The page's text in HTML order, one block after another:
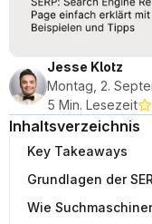
Jesse Klotz
Montag, 2.
5 Min. Lesezeit
Inhaltsverzeichnis
Key Takeaways
Grundlagen der
Wie